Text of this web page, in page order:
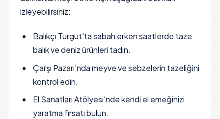
izleyebilirsiniz:
Balıkçı Turgut'ta sabah erken saatlerde taze
balık ve deniz ürünleri tadın.
Çarşı Pazarı'nda meyve ve sebzelerin tazeliğini
kontrol edin.
El Sanatları Atölyesi'nde kendi el emeğinizi
yaratma fırsatı bulun.